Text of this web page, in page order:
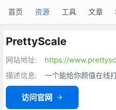
首页 资源 工具 文章
PrettyScale
网站地址:
https://
描述信息:
一个能给你颜值在线
访问官网